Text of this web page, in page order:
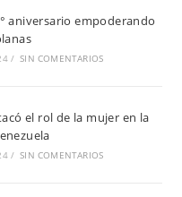
aniversario empoderando
/ SIN COMENTARIOS
el rol de la mujer en la
/ SIN COMENTARIOS